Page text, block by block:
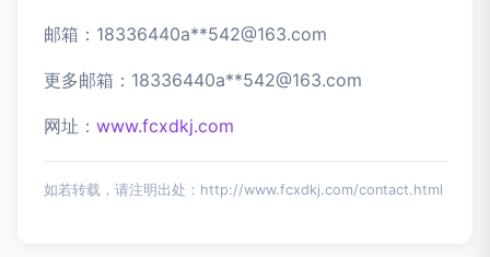
邮箱：18336440a**542@163.com
更多邮箱：18336440a**542@163.com
网址： www.fcxdkj.com
如若转载，请注明出处：http://www.fcxdkj.com/contact.html